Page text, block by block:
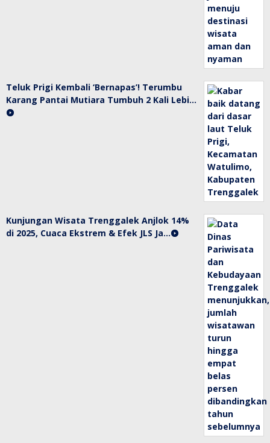
Teluk Prigi Kembali ‘Bernapas’! Terumbu
Karang Pantai Mutiara Tumbuh 2 Kali Lebi…
Kunjungan Wisata Trenggalek Anjlok 14%
di 2025, Cuaca Ekstrem & Efek JLS Ja…